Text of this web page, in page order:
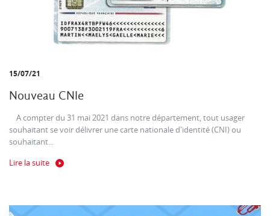
15/07/21
Nouveau CNIe
A compter du 31 mai 2021 dans notre département, tout usager
souhaitant se voir délivrer une carte nationale d'identité (CNI) ou
souhaitant...
Lire la suite